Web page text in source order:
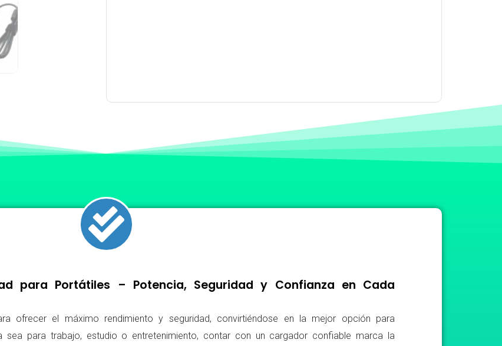
para Portátiles – Potencia, Seguridad y Confianza en Cada
ofrecer el máximo rendimiento y seguridad, convirtiéndose en la mejor opción para
sea para trabajo, estudio o entretenimiento, contar con un cargador confiable marca la